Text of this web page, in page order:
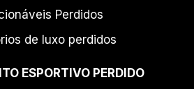
Perdidos
de luxo perdidos
ESPORTIVO PERDIDO